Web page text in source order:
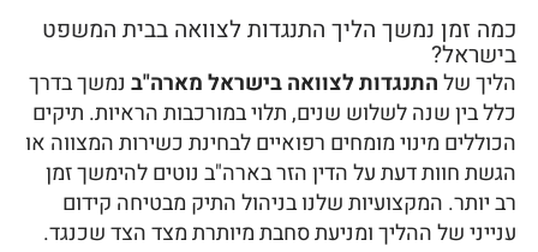
כמה זמן נמשך הליך התנגדות לצוואה בבית המשפט
בישראל?
הליך שלהתנגדות לצוואה בישראל מארה"בנמשך בדרך
כלל בין שנה לשלוש שנים, תלוי במורכבות הראיות. תיקים
הכוללים מינוי מומחים רפואיים לבחינת כשירות המצווה או
הגשת חוות דעת על הדין הזר בארה"ב נוטים להימשך זמן
רב יותר. המקצועיות שלנו בניהול התיק מבטיחה קידום
ענייני של ההליך ומניעת סחבת מיותרת מצד הצד שכנגד.